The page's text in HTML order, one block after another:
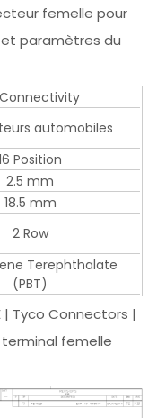
femelle pour
paramètres du
Connectivity
automobiles
Position
2.5 mm
18.5 mm
2 Row
Terephthalate
(PBT)
Tyco Connectors |
femelle